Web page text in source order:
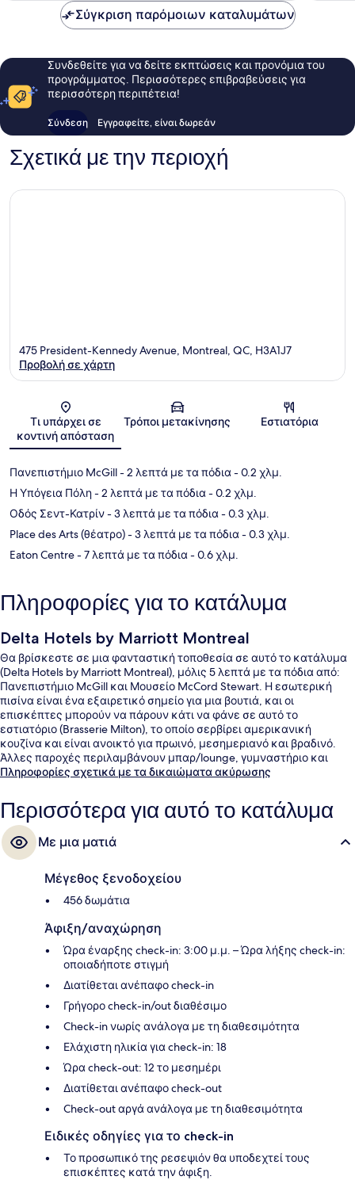
Σύγκριση παρόμοιων καταλυμάτων
Συνδεθείτε για να δείτε εκπτώσεις και προνόμια του
προγράμματος. Περισσότερες επιβραβεύσεις για
περισσότερη περιπέτεια!
Σύνδεση Εγγραφείτε, είναι δωρεάν
Σχετικά με την περιοχή
Χάρτης
475 President-Kennedy Avenue, Montreal, QC, H3A1J7
Προβολή σε χάρτη
Τι υπάρχει σε
κοντινή απόσταση
Τρόποι μετακίνησης Εστιατόρια
Πανεπιστήμιο McGill- 2 λεπτά με τα πόδια- 0.2 χλμ.
Η Υπόγεια Πόλη- 2 λεπτά με τα πόδια- 0.2 χλμ.
Οδός Σεντ-Κατρίν- 3 λεπτά με τα πόδια- 0.3 χλμ.
Place des Arts (θέατρο)- 3 λεπτά με τα πόδια- 0.3 χλμ.
Eaton Centre- 7 λεπτά με τα πόδια- 0.6 χλμ.
Πληροφορίες για το κατάλυμα
Delta Hotels by Marriott Montreal
Θα βρίσκεστε σε μια φανταστική τοποθεσία σε αυτό το κατάλυμα
(Delta Hotels by Marriott Montreal), μόλις 5 λεπτά με τα πόδια από:
Πανεπιστήμιο McGill και Μουσείο McCord Stewart. Η εσωτερική
πισίνα είναι ένα εξαιρετικό σημείο για μια βουτιά, και οι
επισκέπτες μπορούν να πάρουν κάτι να φάνε σε αυτό το
εστιατόριο (Brasserie Milton), το οποίο σερβίρει αμερικανική
κουζίνα και είναι ανοικτό για πρωινό, μεσημεριανό και βραδινό.
Άλλες παροχές περιλαμβάνουν μπαρ/lounge, γυμναστήριο και
μπανιέρα υδρομασάζ. Άλλοι ταξιδιώτες λένε εξαιρετικά πράγματα
βρίσκεται σε πολύ κοντινή απόσταση με τα πόδια από τα μέσα
μαζικής μεταφοράς: το σημείο επιβίβασης Σταθμός McGill
βρίσκεται σε απόσταση 4 λεπτών και το σημείο επιβίβασης
Σταθμός Place des Arts βρίσκεται σε απόσταση 5 λεπτών.
Πληροφορίες σχετικά με τα δικαιώματα ακύρωσης
Περισσότερα για αυτό το κατάλυμα
Με μια ματιά
Μέγεθος ξενοδοχείου
456 δωμάτια
Άφιξη/αναχώρηση
Ώρα έναρξης check-in: 3:00 μ.μ. – Ώρα λήξης check-in:
οποιαδήποτε στιγμή
Διατίθεται ανέπαφο check-in
Γρήγορο check-in/out διαθέσιμο
Check-in νωρίς ανάλογα με τη διαθεσιμότητα
Ελάχιστη ηλικία για check-in: 18
Ώρα check-out: 12 το μεσημέρι
Διατίθεται ανέπαφο check-out
Check-out αργά ανάλογα με τη διαθεσιμότητα
Ειδικές οδηγίες για το check-in
Το προσωπικό της ρεσεψιόν θα υποδεχτεί τους
επισκέπτες κατά την άφιξη.